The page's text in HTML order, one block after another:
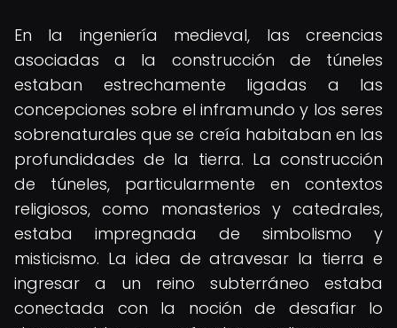
En la ingeniería medieval, las creencias
asociadas a la construcción de túneles
estaban estrechamente ligadas a las
concepciones sobre el inframundo y los seres
sobrenaturales que se creía habitaban en las
profundidades de la tierra. La construcción
de túneles, particularmente en contextos
religiosos, como monasterios y catedrales,
estaba impregnada de simbolismo y
misticismo. La idea de atravesar la tierra e
ingresar a un reino subterráneo estaba
conectada con la noción de desafiar lo